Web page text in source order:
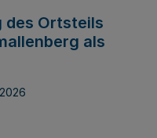
des Ortsteils
als